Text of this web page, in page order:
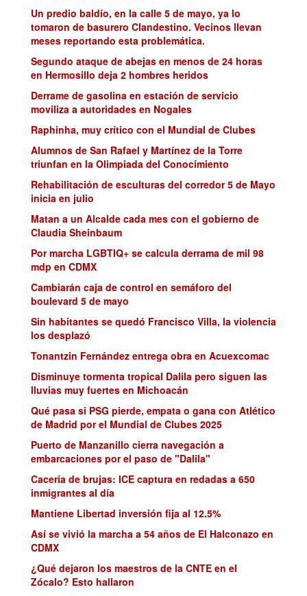
Un predio baldío, en la calle 5 de mayo, ya lo
tomaron de basurero Clandestino. Vecinos llevan
meses reportando esta problemática.
Segundo ataque de abejas en menos de 24 horas
en Hermosillo deja 2 hombres heridos
Derrame de gasolina en estación de servicio
moviliza a autoridades en Nogales
Raphinha, muy crítico con el Mundial de Clubes
Alumnos de San Rafael y Martínez de la Torre
triunfan en la Olimpiada del Conocimiento
Rehabilitación de esculturas del corredor 5 de Mayo
inicia en julio
Matan a un Alcalde cada mes con el gobierno de
Claudia Sheinbaum
Por marcha LGBTIQ+ se calcula derrama de mil 98
mdp en CDMX
Cambiarán caja de control en semáforo del
boulevard 5 de mayo
Sin habitantes se quedó Francisco Villa, la violencia
los desplazó
Tonantzin Fernández entrega obra en Acuexcomac
Disminuye tormenta tropical Dalila pero siguen las
lluvias muy fuertes en Michoacán
Qué pasa si PSG pierde, empata o gana con Atlético
de Madrid por el Mundial de Clubes 2025
Puerto de Manzanillo cierra navegación a
embarcaciones por el paso de "Dalila"
Cacería de brujas: ICE captura en redadas a 650
inmigrantes al día
Mantiene Libertad inversión fija al 12.5%
Así se vivió la marcha a 54 años de El Halconazo en
CDMX
¿Qué dejaron los maestros de la CNTE en el
Zócalo? Esto hallaron